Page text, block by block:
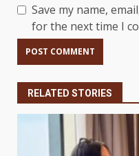
Save my name,
for the next time I
RELATED STORIES